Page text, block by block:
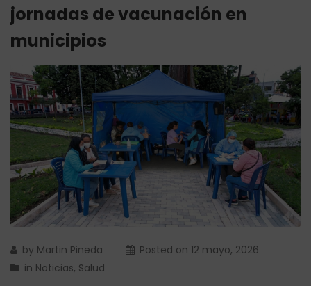
jornadas de vacunación en
municipios
by Martin Pineda Posted on 12 mayo, 2026
in Noticias, Salud